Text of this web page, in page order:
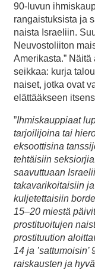
90-luvun
rangaistuksista ja
naista Israeliin.
Neuvostoliiton
Amerikasta.”
seikkaa: kurja
naiset, jotka ovat
elättääkseen
”Ihmiskauppiaat
tarjoilijoina tai
eksoottisina
tehtäisiin
saavuttuaan
takavarikoitaisiin
kuljetettaisiin
15–20 miestä
prostituoitujen
prostituution
14 ja
raiskausten ja